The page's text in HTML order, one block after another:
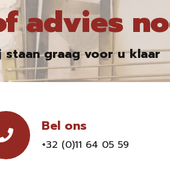
advies
staan graag voor u klaar
Bel ons
+32 (0)11 64 05 59